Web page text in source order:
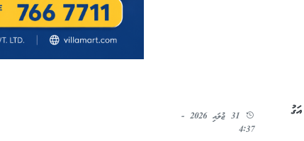
31 ޖުލައި 2026 -
4:37